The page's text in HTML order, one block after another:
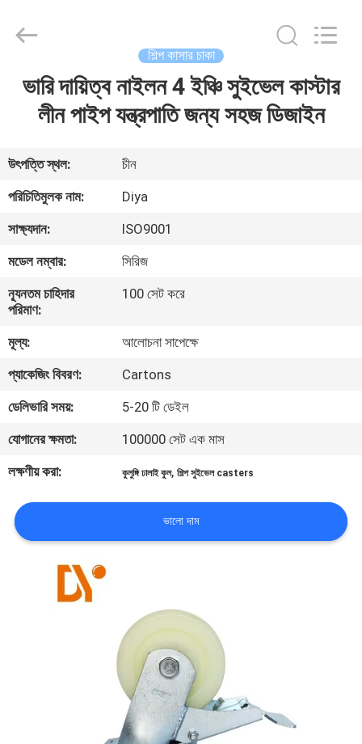
বাড়ি
আমাদের
সম্পর্কে
কারখানা
ভ্রমণ
মান
নিয়ন্ত্রণ
যোগাযোগ
করুন
খবর
শিল্প কাসার চাকা
ভারি দায়িত্ব নাইলন 4 ইঞ্চি সুইভেল কাস্টার
লীন পাইপ যন্ত্রপাতি জন্য সহজ ডিজাইন
উৎপত্তি স্থল:
চীন
পরিচিতিমুলক নাম:
Diya
সাক্ষ্যদান:
ISO9001
মডেল নম্বার:
সিরিজ
ন্যূনতম চাহিদার
পরিমাণ:
100 সেট করে
মূল্য:
আলোচনা সাপেক্ষে
প্যাকেজিং বিবরণ:
Cartons
ডেলিভারি সময়:
5-20 টি ডেইল
যোগানের ক্ষমতা:
100000 সেট এক মাস
লক্ষণীয় করা:
কুলুঙ্গি ঢালাই কুল,শিল্প সুইভেল casters
ভালো দাম